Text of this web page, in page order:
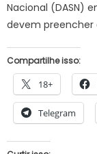
Nacional (DASN)
devem preencher
Compartilhe isso:
18+
Telegram